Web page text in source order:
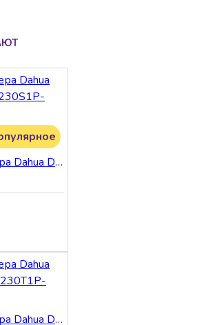
IP Видеокамера Dahua DH-IPC-HFW1230S1P-0280B-S5
IP Видеокамера Dahua DH-IPC-HDW1230T1P-0280B-S6